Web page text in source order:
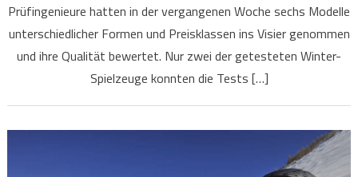
Prüfingenieure hatten in der vergangenen Woche sechs Modelle
unterschiedlicher Formen und Preisklassen ins Visier genommen
und ihre Qualität bewertet. Nur zwei der getesteten Winter-
Spielzeuge konnten die Tests […]